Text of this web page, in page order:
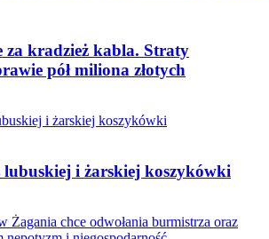
za kradzież kabla. Straty
pół miliona złotych
lubuskiej i żarskiej koszykówki